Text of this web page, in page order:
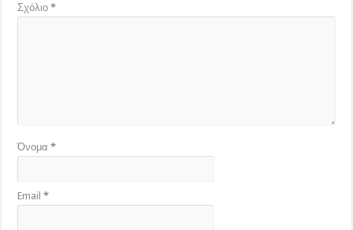
Σχόλιο*
Όνομα*
Email*